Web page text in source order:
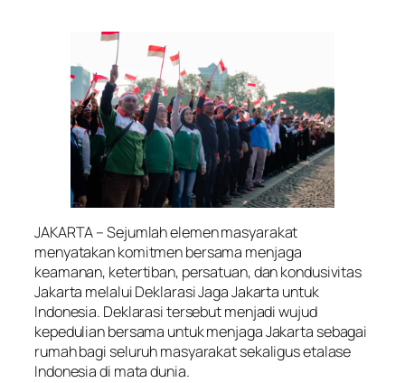
JAKARTA – Sejumlah elemen masyarakat
menyatakan komitmen bersama menjaga
keamanan, ketertiban, persatuan, dan kondusivitas
Jakarta melalui Deklarasi Jaga Jakarta untuk
Indonesia. Deklarasi tersebut menjadi wujud
kepedulian bersama untuk menjaga Jakarta sebagai
rumah bagi seluruh masyarakat sekaligus etalase
Indonesia di mata dunia.